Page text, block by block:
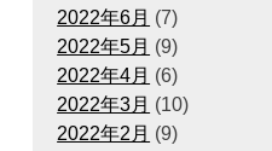
2022年6月 (7)
2022年5月 (9)
2022年4月 (6)
2022年3月 (10)
2022年2月 (9)